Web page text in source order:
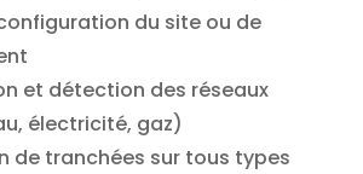
du site ou de
et détection des réseaux
électricité, gaz)
de tranchées sur tous types